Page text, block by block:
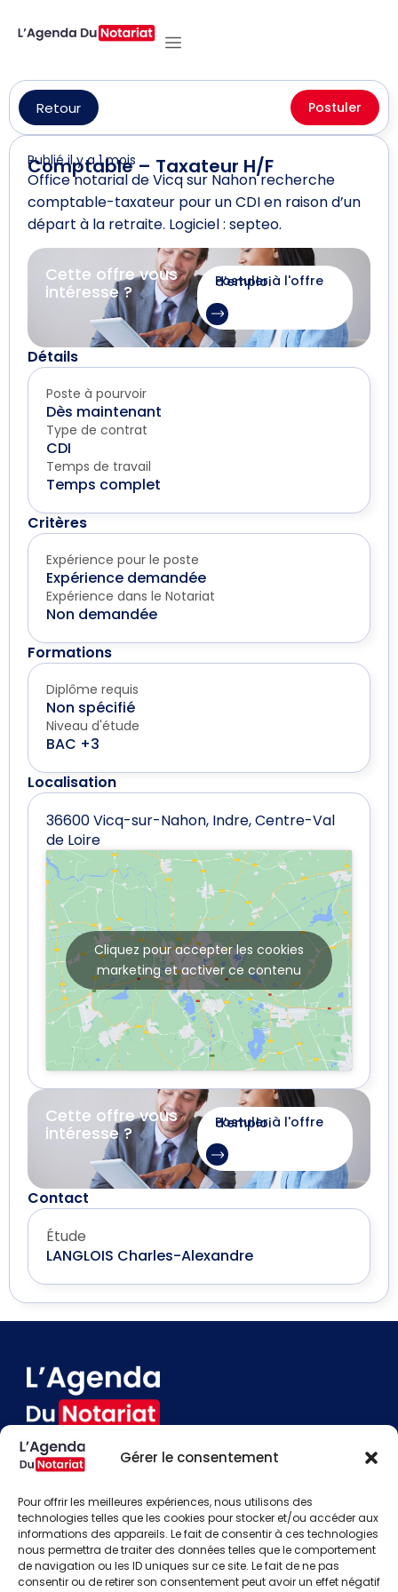
Gérer le consentement
Pour offrir les meilleures expériences, nous utilisons des
technologies telles que les cookies pour stocker et/ou accéder aux
informations des appareils. Le fait de consentir à ces technologies
nous permettra de traiter des données telles que le comportement
de navigation ou les ID uniques sur ce site. Le fait de ne pas
consentir ou de retirer son consentement peut avoir un effet négatif
Retour Postuler
Comptable – Taxateur H/F
Publié il y a 1 mois
Office notarial de Vicq sur Nahon recherche
comptable-taxateur pour un CDI en raison d’un
départ à la retraite. Logiciel : septeo.
Cette offre vous
intéresse ?
Postuler à l'offre d'emploi
Détails
Poste à pourvoir
Dès maintenant
Type de contrat
CDI
Temps de travail
Temps complet
Critères
Expérience pour le poste
Expérience demandée
Expérience dans le Notariat
Non demandée
Formations
Diplôme requis
Non spécifié
Niveau d'étude
BAC +3
Localisation
36600 Vicq-sur-Nahon, Indre, Centre-Val
de Loire
Cliquez pour accepter les cookies
marketing et activer ce contenu
Cette offre vous
intéresse ?
Postuler à l'offre d'emploi
Contact
Étude
LANGLOIS Charles-Alexandre
Contact
Besoin d'aide
Actualités
Évènements
Offres d'emploi